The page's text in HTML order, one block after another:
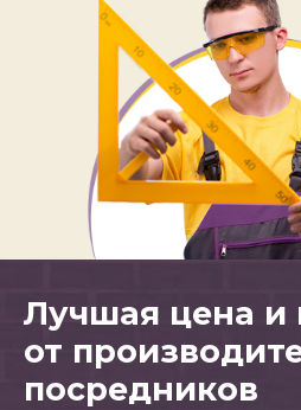
Лучшая цена и
от
посредников